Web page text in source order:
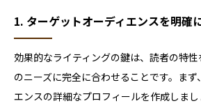
1. ターゲットオーディエンスを明確
効果的なライティングの鍵は、読者の特
のニーズに完全に合わせることです。まず
エンスの詳細なプロフィールを作成しま